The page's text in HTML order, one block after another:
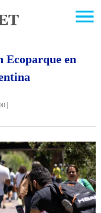
Ecoparque en